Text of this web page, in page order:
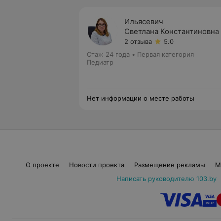
Ильясевич
Светлана Константиновна
2 отзыва
5.0
Стаж 24 года • Первая категория
Педиатр
Нет информации о месте работы
О проекте Новости проекта Размещение рекламы
Написать руководителю 103.by